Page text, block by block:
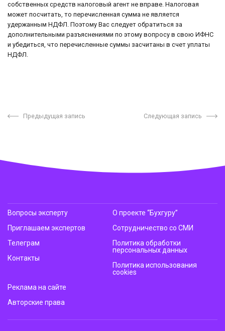
собственных средств налоговый агент не вправе. Налоговая
может посчитать, то перечисленная сумма не является
удержанным НДФЛ. Поэтому Вас следует обратиться за
дополнительными разъяснениями по этому вопросу в свою ИФНС
и убедиться, что перечисленные суммы засчитаны в счет уплаты
НДФЛ.
Предыдущая запись Следующая запись
Вопросы эксперту
Приглашаем экспертов
Телеграм
Контакты
О проекте “Бухгуру”
Сотрудничество со СМИ
Политика обработки
персональных данных
Политика использования
cookies
Реклама на сайте
Авторские права